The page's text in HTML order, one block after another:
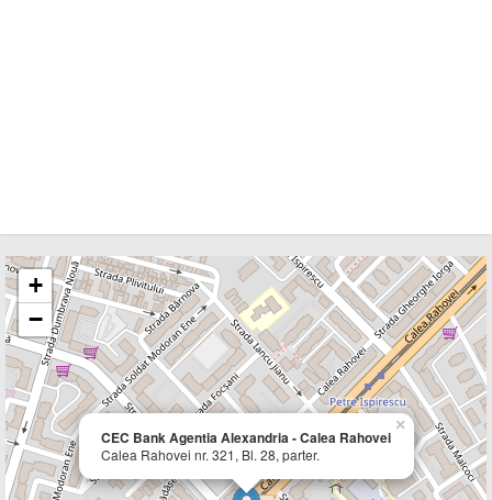
CEC Bank Agentia Alexandria - Calea Rahovei
Calea Rahovei nr. 321, Bl. 28, parter.
×
+
−